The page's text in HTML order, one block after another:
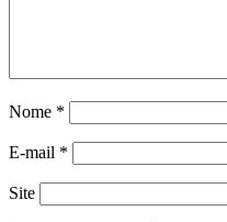
Nome *
E-mail *
Site